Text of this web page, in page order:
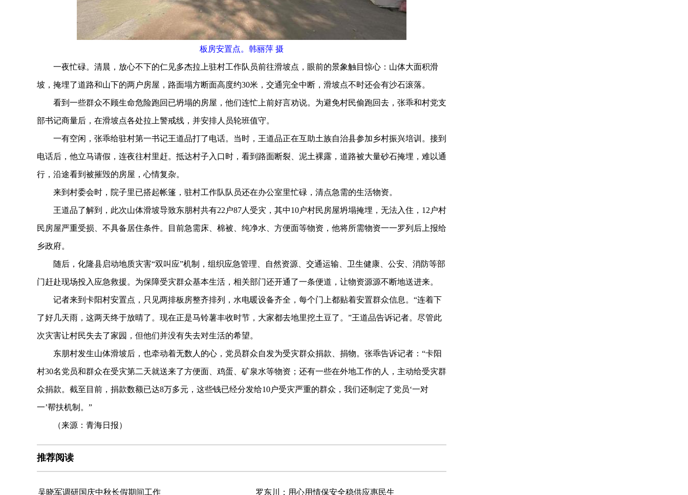
板房安置点。韩丽萍 摄
一夜忙碌。清晨，放心不下的仁见多杰拉上驻村工作队员前往滑坡点，眼前的景象触目惊心：山体大面积滑
坡，掩埋了道路和山下的两户房屋，路面塌方断面高度约30米，交通完全中断，滑坡点不时还会有沙石滚落。
看到一些群众不顾生命危险跑回已坍塌的房屋，他们连忙上前好言劝说。为避免村民偷跑回去，张乖和村党支
部书记商量后，在滑坡点各处拉上警戒线，并安排人员轮班值守。
一有空闲，张乖给驻村第一书记王道品打了电话。当时，王道品正在互助土族自治县参加乡村振兴培训。接到
电话后，他立马请假，连夜往村里赶。抵达村子入口时，看到路面断裂、泥土裸露，道路被大量砂石掩埋，难以通
行，沿途看到被摧毁的房屋，心情复杂。
来到村委会时，院子里已搭起帐篷，驻村工作队队员还在办公室里忙碌，清点急需的生活物资。
王道品了解到，此次山体滑坡导致东朋村共有22户87人受灾，其中10户村民房屋坍塌掩埋，无法入住，12户村
民房屋严重受损、不具备居住条件。目前急需床、棉被、纯净水、方便面等物资，他将所需物资一一罗列后上报给
乡政府。
随后，化隆县启动地质灾害“双叫应”机制，组织应急管理、自然资源、交通运输、卫生健康、公安、消防等部
门赶赴现场投入应急救援。为保障受灾群众基本生活，相关部门还开通了一条便道，让物资源源不断地送进来。
记者来到卡阳村安置点，只见两排板房整齐排列，水电暖设备齐全，每个门上都贴着安置群众信息。“连着下
了好几天雨，这两天终于放晴了。现在正是马铃薯丰收时节，大家都去地里挖土豆了。”王道品告诉记者。尽管此
次灾害让村民失去了家园，但他们并没有失去对生活的希望。
东朋村发生山体滑坡后，也牵动着无数人的心，党员群众自发为受灾群众捐款、捐物。张乖告诉记者：“卡阳
村30名党员和群众在受灾第二天就送来了方便面、鸡蛋、矿泉水等物资；还有一些在外地工作的人，主动给受灾群
众捐款。截至目前，捐款数额已达8万多元，这些钱已经分发给10户受灾严重的群众，我们还制定了党员‘一对
一’帮扶机制。”
（来源：青海日报）
推荐阅读
吴晓军调研国庆中秋长假期间工作 罗东川：用心用情保安全稳供应惠民生